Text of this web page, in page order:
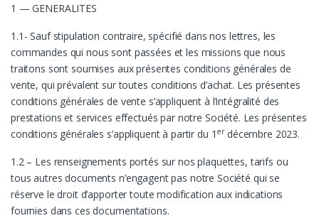
1 — GENERALITES
1.1- Sauf stipulation contraire, spécifié dans nos lettres, les
commandes qui nous sont passées et les missions que nous
traitons sont soumises aux présentes conditions générales de
vente, qui prévalent sur toutes conditions d’achat. Les présentes
conditions générales de vente s’appliquent à l’intégralité des
prestations et services effectués par notre Société. Les présentes
conditions générales s’appliquent à partir du 1 erdécembre 2023.
1.2 – Les renseignements portés sur nos plaquettes, tarifs ou
tous autres documents n’engagent pas notre Société qui se
réserve le droit d’apporter toute modification aux indications
fournies dans ces documentations.